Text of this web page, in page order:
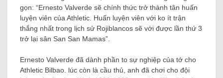
gọn: “Ernesto Valverde sẽ chính thức trở thành tân huấn
luyện viên của Athletic. Huấn luyện viên với ko ít trận
thắng nhất trong lịch sử Rojiblancos sẽ với được lần thứ 3
trở lại sân San San Mamas”.
Ernesto Valverde đã dành phần to sự nghiệp của tớ cho
Athletic Bilbao. lúc còn là cầu thủ, anh đã chơi cho đội